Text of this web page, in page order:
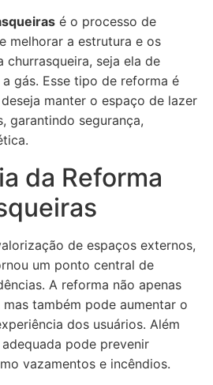
é o processo de
melhorar a estrutura e os
churrasqueira, seja ela de
gás. Esse tipo de reforma é
manter o espaço de lazer
garantindo segurança,
da Reforma
de espaços externos,
um ponto central de
A reforma não apenas
também pode aumentar o
dos usuários. Além
pode prevenir
vazamentos e incêndios.